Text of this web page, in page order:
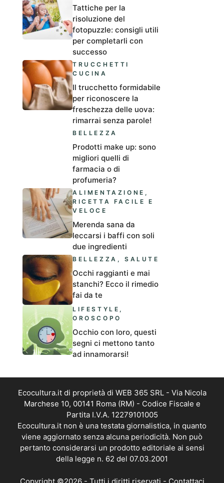
Tattiche per la
risoluzione del
fotopuzzle: consigli utili
per completarli con
successo
TRUCCHETTI
CUCINA
Il trucchetto formidabile
per riconoscere la
freschezza delle uova:
rimarrai senza parole!
BELLEZZA
Prodotti make up: sono
migliori quelli di
farmacia o di
profumeria?
ALIMENTAZIONE ,
RICETTA FACILE E
VELOCE
Merenda sana da
leccarsi i baffi con soli
due ingredienti
BELLEZZA ,SALUTE
Occhi raggianti e mai
stanchi? Ecco il rimedio
fai da te
LIFESTYLE ,
OROSCOPO
Occhio con loro, questi
segni ci mettono tanto
ad innamorarsi!
Ecocultura.it di proprietà di WEB 365 SRL - Via Nicola
Marchese 10, 00141 Roma (RM) - Codice Fiscale e
Partita I.V.A. 12279101005
Ecocultura.it non è una testata giornalistica, in quanto
viene aggiornato senza alcuna periodicità. Non può
pertanto considerarsi un prodotto editoriale ai sensi
della legge n. 62 del 07.03.2001
Copyright ©2026 - Tutti i diritti riservati - Contattaci